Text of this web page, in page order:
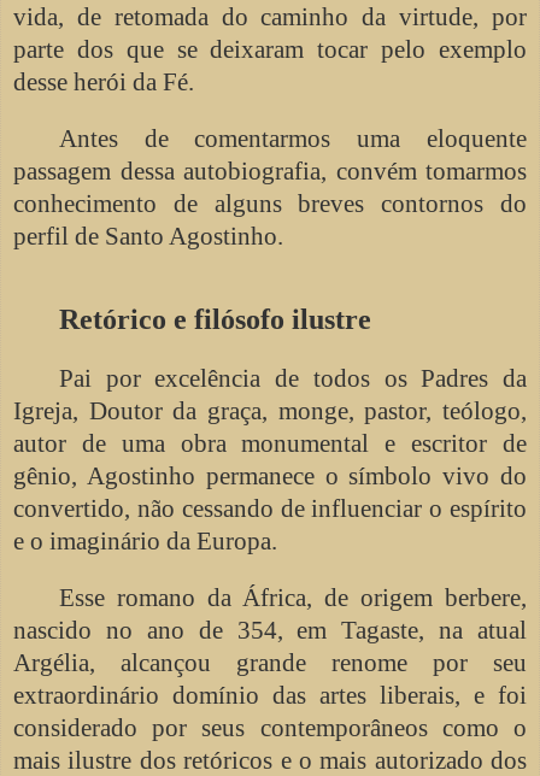
vida, de retomada do caminho da virtude, por
parte dos que se deixaram tocar pelo exemplo
desse herói da Fé.
Antes de comentarmos uma eloquente
passagem dessa autobiografia, convém tomarmos
conhecimento de alguns breves contornos do
perfil de Santo Agostinho.
Retórico e filósofo ilustre
Pai por excelência de todos os Padres da
Igreja, Doutor da graça, monge, pastor, teólogo,
autor de uma obra monumental e escritor de
gênio, Agostinho permanece o símbolo vivo do
convertido, não cessando de influenciar o espírito
e o imaginário da Europa.
Esse romano da África, de origem berbere,
nascido no ano de 354, em Tagaste, na atual
Argélia, alcançou grande renome por seu
extraordinário domínio das artes liberais, e foi
considerado por seus contemporâneos como o
mais ilustre dos retóricos e o mais autorizado dos